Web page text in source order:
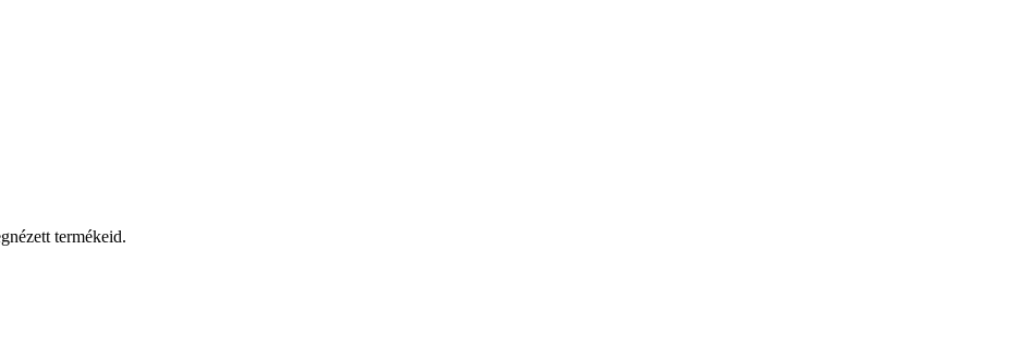
termékeid.